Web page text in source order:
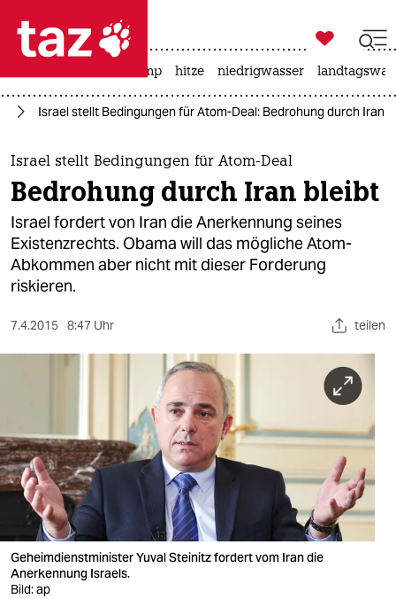
 taz zahl ich
taz zahl ich
themen
politik
öko
gesellschaft
kultur
sport
nord
wahrheit
verlag
verlag
veranstaltungen

taz zahl ich
usa unter trump hitze niedrigwasser
Israel stellt Bedingungen für Atom-Deal: Bedrohung durch Iran
Israel stellt Bedingungen für Atom-Deal
Bedrohung durch Iran bleibt
Israel fordert von Iran die Anerkennung seines
Existenzrechts. Obama will das mögliche Atom-
Abkommen aber nicht mit dieser Forderung
riskieren.
7.4.2015 8:47 Uhr teilen
Geheimdienstminister Yuval Steinitz fordert vom Iran die
Anerkennung Israels.
Bild: ap